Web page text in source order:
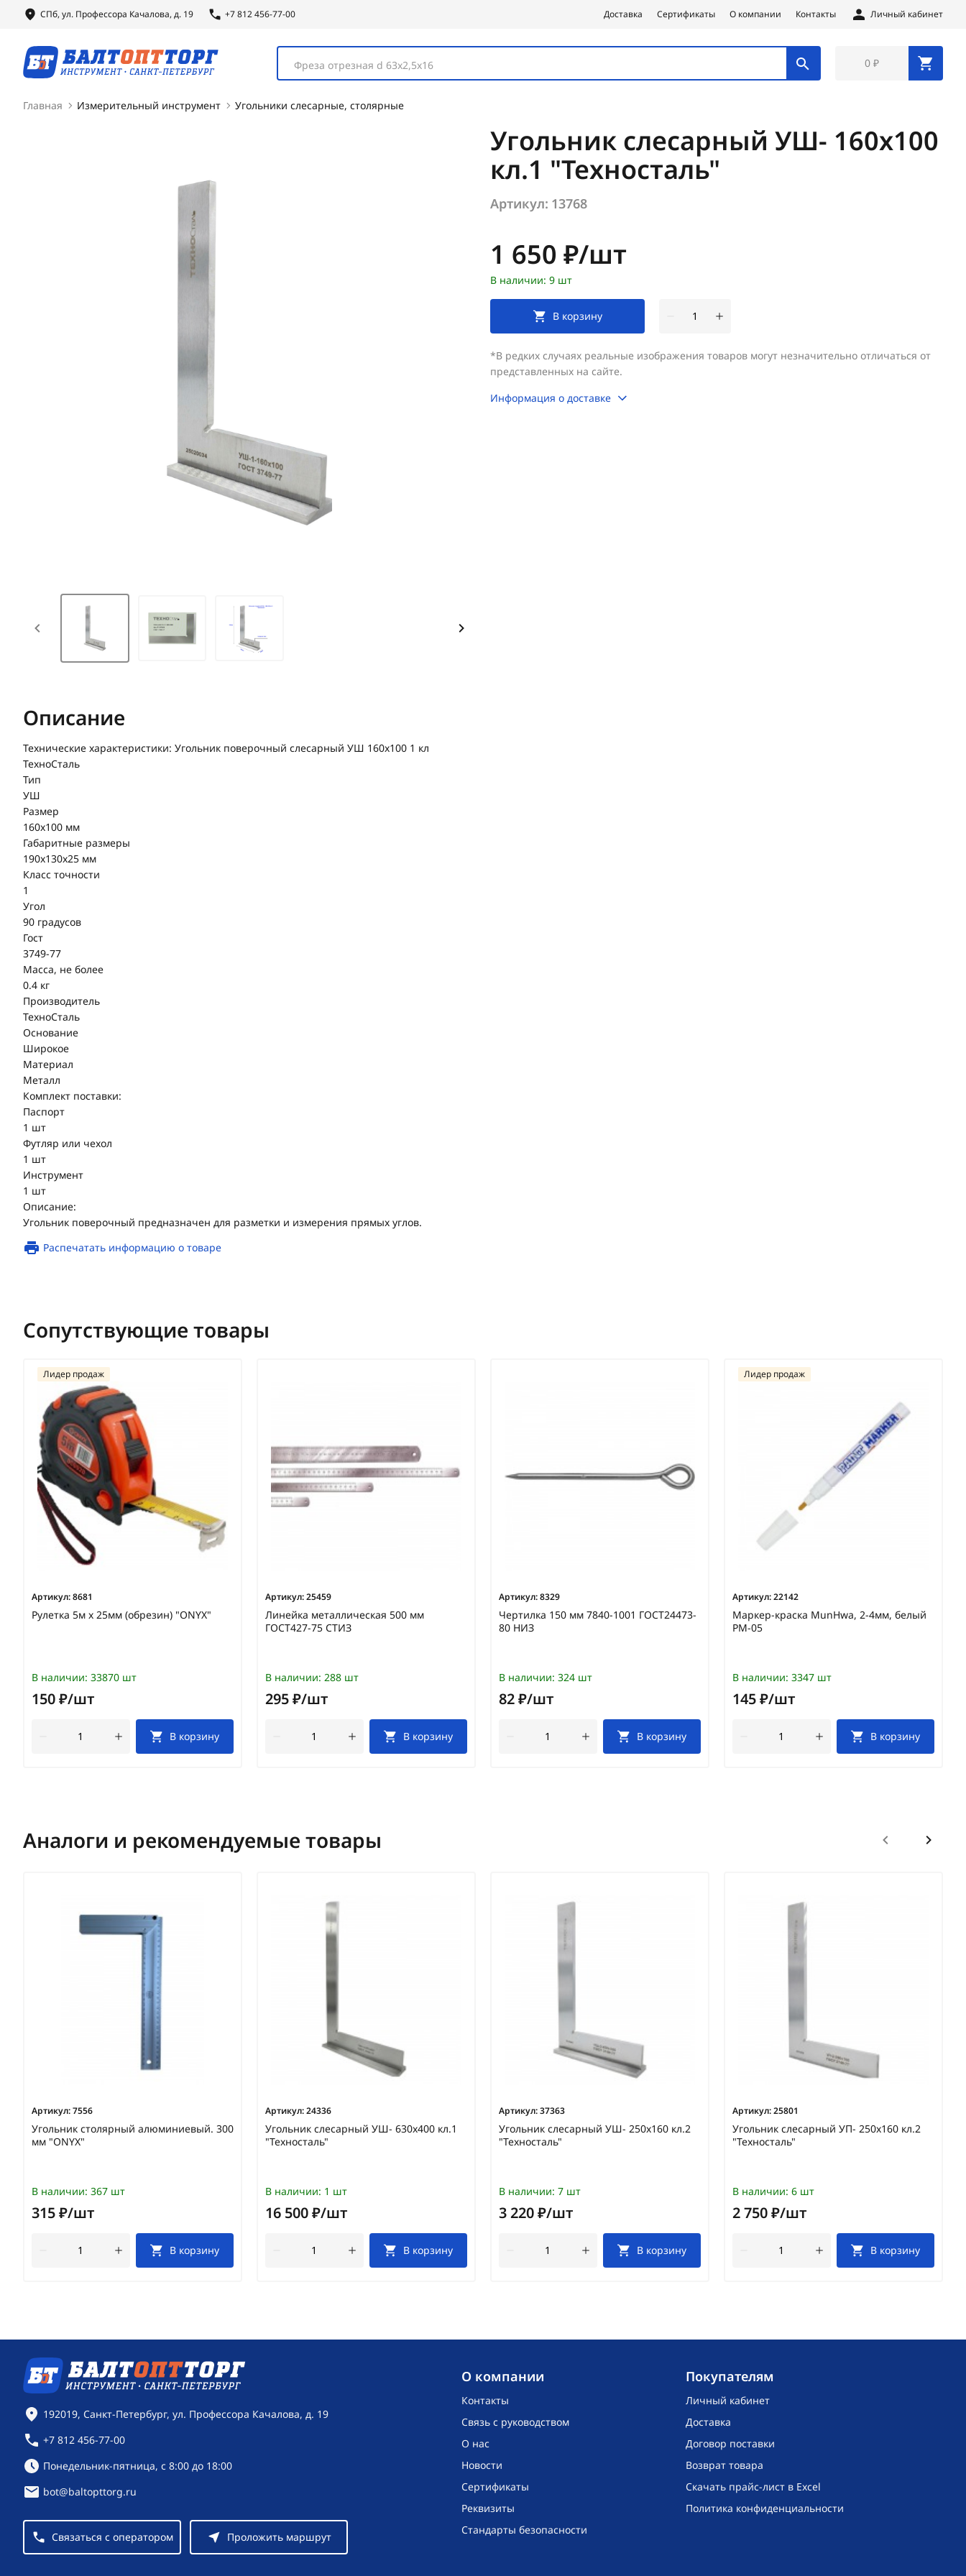
СПб, ул. Профессора Качалова, д. 19 +7 812 456-77-00 Доставка Сертификаты О компании Контакты Личный кабинет
Фреза отрезная d 63х2,5х16 0 ₽
Главная Измерительный инструмент Угольники слесарные, столярные
Угольник слесарный УШ- 160х100
кл.1 "Техносталь"
Артикул: 13768
Цена:
1 650 ₽/шт
В наличии: 9 шт
В корзину
*В редких случаях реальные изображения товаров могут незначительно отличаться от
представленных на сайте.
Информация о доставке
Описание
Технические характеристики: Угольник поверочный слесарный УШ 160х100 1 кл
ТехноСталь
Тип
УШ
Размер
160х100 мм
Габаритные размеры
190x130x25 мм
Класс точности
1
Угол
90 градусов
Гост
3749-77
Масса, не более
0.4 кг
Производитель
ТехноСталь
Основание
Широкое
Материал
Металл
Комплект поставки:
Паспорт
1 шт
Футляр или чехол
1 шт
Инструмент
1 шт
Описание:
Угольник поверочный предназначен для разметки и измерения прямых углов.
Распечатать информацию о товаре
Сопутствующие товары
Артикул:8681
Рулетка 5м х 25мм (обрезин) "ONYX"
Лидер продаж
В наличии: 33870 шт
150 ₽/шт
В корзину
Артикул:25459
Линейка металлическая 500 мм
ГОСТ427-75 СТИЗ
В наличии: 288 шт
295 ₽/шт
В корзину
Артикул:8329
Чертилка 150 мм 7840-1001 ГОСТ24473-
80 НИЗ
В наличии: 324 шт
82 ₽/шт
В корзину
Артикул:22142
Маркер-краска MunHwa, 2-4мм, белый
PM-05
Лидер продаж
В наличии: 3347 шт
145 ₽/шт
В корзину
Аналоги и рекомендуемые товары
Артикул:7556
Угольник столярный алюминиевый. 300
мм "ONYX"
В наличии: 367 шт
315 ₽/шт
В корзину
Артикул:24336
Угольник слесарный УШ- 630х400 кл.1
"Техносталь"
В наличии: 1 шт
16 500 ₽/шт
В корзину
Артикул:37363
Угольник слесарный УШ- 250х160 кл.2
"Техносталь"
В наличии: 7 шт
3 220 ₽/шт
В корзину
Артикул:25801
Угольник слесарный УП- 250х160 кл.2
"Техносталь"
В наличии: 6 шт
2 750 ₽/шт
В корзину
O компании
Контакты
Связь с руководством
О нас
Новости
Сертификаты
Реквизиты
Стандарты безопасности
Покупателям
Личный кабинет
Доставка
Договор поставки
Возврат товара
Скачать прайс-лист в Excel
Политика конфиденциальности
Контактная информация
192019, Санкт-Петербург, ул. Профессора Качалова, д. 19
+7 812 456-77-00
Режим работы:
Понедельник-пятница, с 8:00 до 18:00
bot@baltopttorg.ru
Связаться с оператором Проложить маршрут